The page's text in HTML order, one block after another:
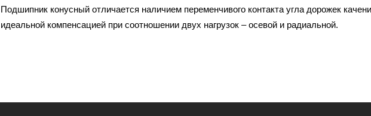
Подшипник конусный отличается наличием переменчивого контакта угла дорожек
идеальной компенсацией при соотношении двух нагрузок – осевой и радиальной.